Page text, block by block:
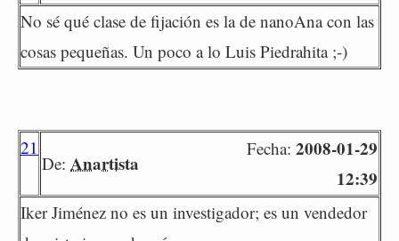
No sé qué clase de fijación es la de nanoAna con las
cosas pequeñas. Un poco a lo Luis Piedrahita ;-)
21
De: Anartista
Fecha: 2008-01-29
12:39
Iker Jiménez no es un investigador; es un vendedor